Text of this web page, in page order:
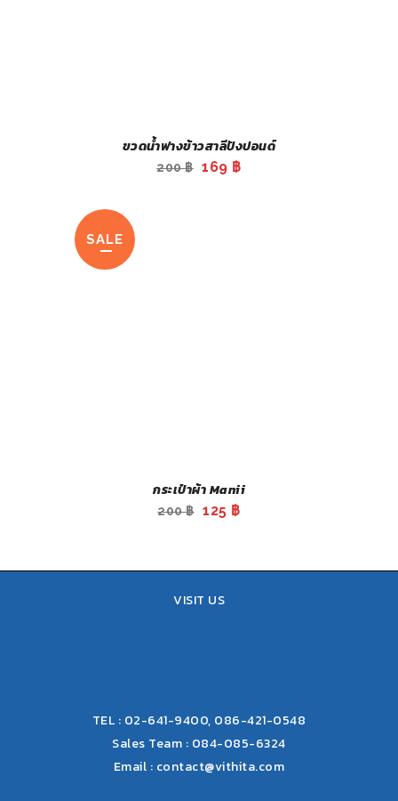
ขวดน้ำฟางข้าวสาลีปังปอนด์
200฿ Original
169 ฿Current
SALE
กระเป๋าผ้า Manii
200฿ Original
125 ฿Current
VISIT US
TEL : 02-641-9400, 086-421-0548
Sales Team : 084-085-6324
Email : contact@vithita.com